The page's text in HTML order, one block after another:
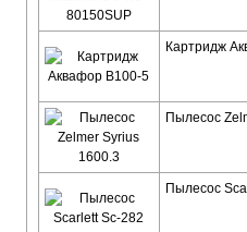
Картридж
Пылесос
Пылесос